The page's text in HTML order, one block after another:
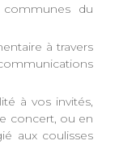
communes du
à travers
à vos invités,
concert, ou en
aux coulisses